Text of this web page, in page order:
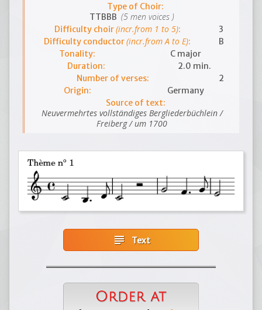
Type of Choir:
TTBBB (5 men voices )
Difficulty choir(incr.from 1 to 5):
3
Difficulty conductor(incr.from A to E):
B
Tonality:
C major
Duration:
2.0 min.
Number of verses:
2
Origin:
Germany
Source of text:
Neuvermehrtes vollständiges Bergliederbüchlein /
Freiberg / um 1700
subject Text